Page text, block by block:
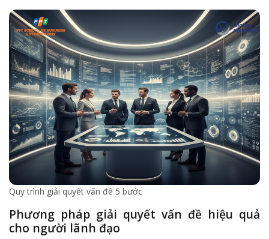
Quy trình giải quyết vấn đề 5 bước
Phương pháp giải quyết vấn đề hiệu quả
cho người lãnh đạo